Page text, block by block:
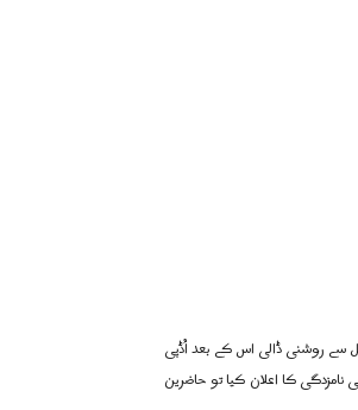
سے روشنی ڈالی اس کے بعد اُڈپی
کا اعلان کیا تو حاضرین